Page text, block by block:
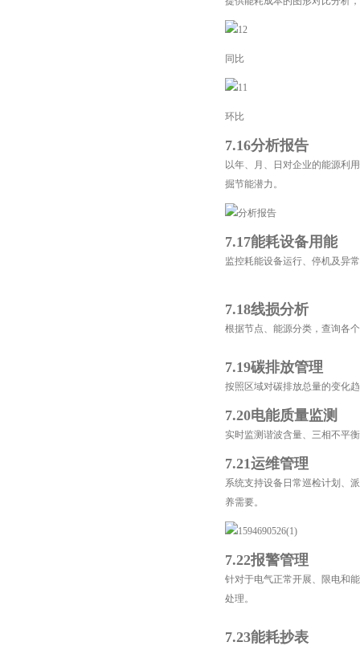
同比
环比
7.16分析报告
以年、月、日对企业的能源利
掘节能潜力。
7.17能耗设备用能
监控耗能设备运行、停机及异
7.18线损分析
根据节点、能源分类，查询各
7.19碳排放管理
按照区域对碳排放总量的变化
7.20电能质量监测
实时监测谐波含量、三相不平
7.21运维管理
系统支持设备日常巡检计划、
养需要。
7.22报警管理
针对于电气正常开展、限电和
处理。
7.23能耗抄表